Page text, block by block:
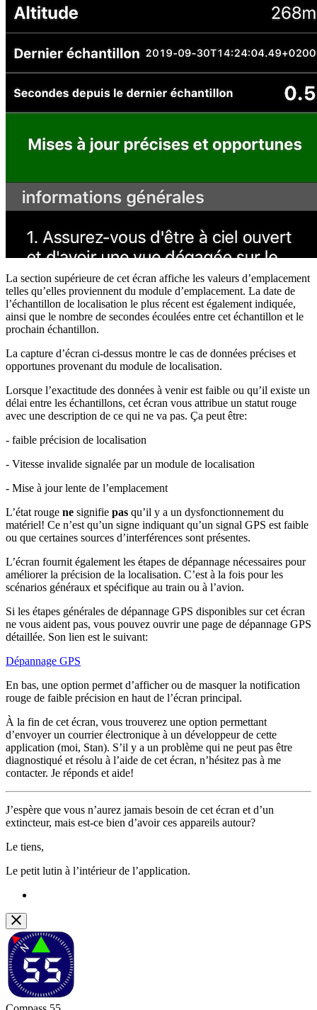
La section supérieure de cet écran affiche les valeurs d’emplacement
telles qu’elles proviennent du module d’emplacement. La date de
l’échantillon de localisation le plus récent est également indiquée,
ainsi que le nombre de secondes écoulées entre cet échantillon et le
prochain échantillon.
La capture d’écran ci-dessus montre le cas de données précises et
opportunes provenant du module de localisation.
Lorsque l’exactitude des données à venir est faible ou qu’il existe un
délai entre les échantillons, cet écran vous attribue un statut rouge
avec une description de ce qui ne va pas. Ça peut être:
- faible précision de localisation
- Vitesse invalide signalée par un module de localisation
- Mise à jour lente de l’emplacement
L’état rouge ne signifie pas qu’il y a un dysfonctionnement du
matériel! Ce n’est qu’un signe indiquant qu’un signal GPS est faible
ou que certaines sources d’interférences sont présentes.
L’écran fournit également les étapes de dépannage nécessaires pour
améliorer la précision de la localisation. C’est à la fois pour les
scénarios généraux et spécifique au train ou à l’avion.
Si les étapes générales de dépannage GPS disponibles sur cet écran
ne vous aident pas, vous pouvez ouvrir une page de dépannage GPS
détaillée. Son lien est le suivant:
Dépannage GPS
En bas, une option permet d’afficher ou de masquer la notification
rouge de faible précision en haut de l’écran principal.
À la fin de cet écran, vous trouverez une option permettant
d’envoyer un courrier électronique à un développeur de cette
application (moi, Stan). S’il y a un problème qui ne peut pas être
diagnostiqué et résolu à l’aide de cet écran, n’hésitez pas à me
contacter. Je réponds et aide!
J’espère que vous n’aurez jamais besoin de cet écran et d’un
extincteur, mais est-ce bien d’avoir ces appareils autour?
Le tiens,
Le petit lutin à l’intérieur de l’application.